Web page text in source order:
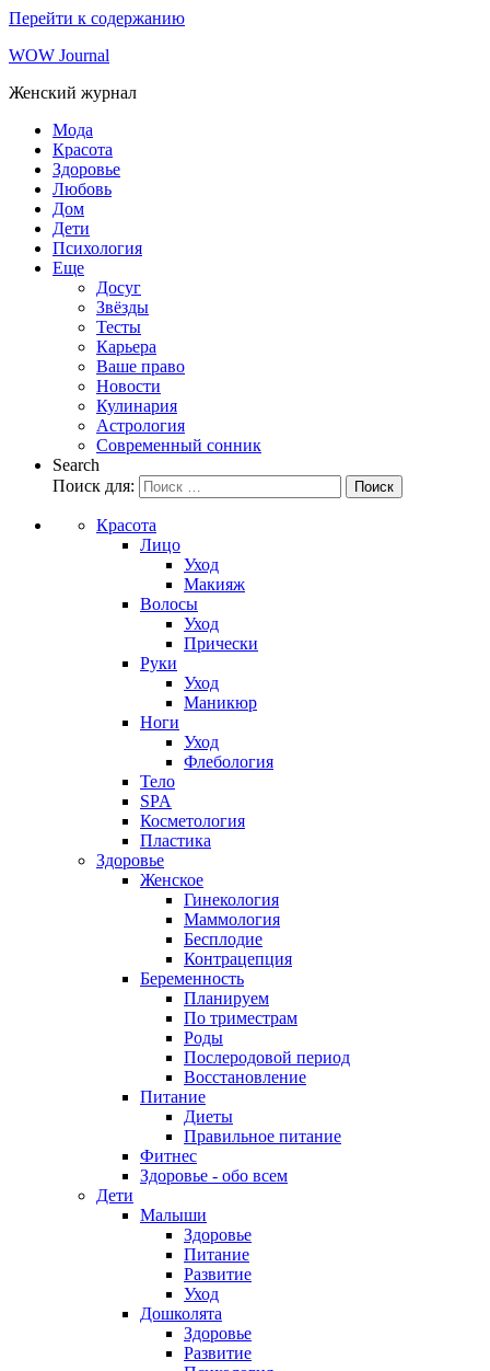
Перейти к содержанию
WOW Journal
Женский журнал
Мода
Красота
Здоровье
Любовь
Дом
Дети
Психология
Еще
Досуг
Звёзды
Тесты
Карьера
Ваше право
Новости
Кулинария
Астрология
Современный сонник
Search
Поиск для:
Поиск
Красота
Лицо
Уход
Макияж
Волосы
Уход
Прически
Руки
Уход
Маникюр
Ноги
Уход
Флебология
Тело
SPA
Косметология
Пластика
Здоровье
Женское
Гинекология
Маммология
Бесплодие
Контрацепция
Беременность
Планируем
По триместрам
Роды
Послеродовой период
Восстановление
Питание
Диеты
Правильное питание
Фитнес
Здоровье - обо всем
Дети
Малыши
Здоровье
Питание
Развитие
Уход
Дошколята
Здоровье
Развитие